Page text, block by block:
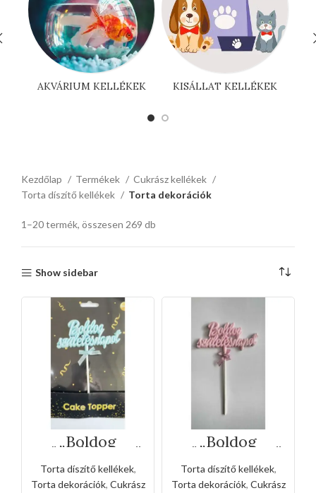
AKVÁRIUM KELLÉKEK KISÁLLAT KELLÉKEK
Kezdőlap Termékek
Cukrász kellékek
Torta díszítő kellékek
Torta dekorációk
1–20 termék, összesen 269 db
Show sidebar
„Boldog
születésnapot”
Torta beszúró-
kék
Torta díszítő kellékek,
Torta dekorációk, Cukrász
„Boldog
születésnapot”
Torta beszúró-
rózsaszín
Torta díszítő kellékek,
Torta dekorációk, Cukrász